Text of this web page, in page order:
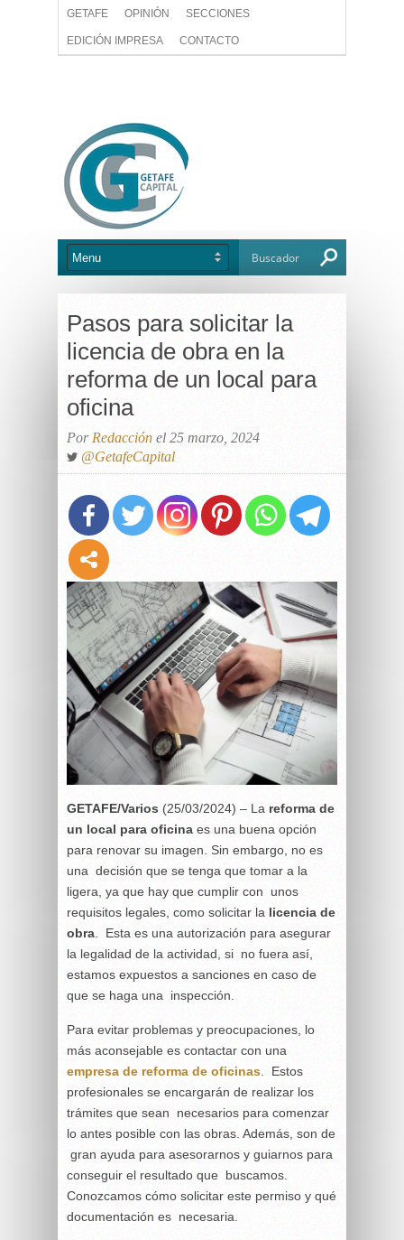
GETAFE OPINIÓN SECCIONES
EDICIÓN IMPRESA CONTACTO
Pasos para solicitar la
licencia de obra en la
reforma de un local para
oficina
Por Redacción el 25 marzo, 2024
@GetafeCapital
GETAFE/Varios (25/03/2024) – La reforma de
un local para oficina es una buena opción
para renovar su imagen. Sin embargo, no es
una decisión que se tenga que tomar a la
ligera, ya que hay que cumplir con unos
requisitos legales, como solicitar la licencia de
obra . Esta es una autorización para asegurar
la legalidad de la actividad, si no fuera así,
estamos expuestos a sanciones en caso de
que se haga una inspección.
Para evitar problemas y preocupaciones, lo
más aconsejable es contactar con una
empresa de reforma de oficinas . Estos
profesionales se encargarán de realizar los
trámites que sean necesarios para comenzar
lo antes posible con las obras. Además, son de
gran ayuda para asesorarnos y guiarnos para
conseguir el resultado que buscamos.
Conozcamos cómo solicitar este permiso y qué
documentación es necesaria.